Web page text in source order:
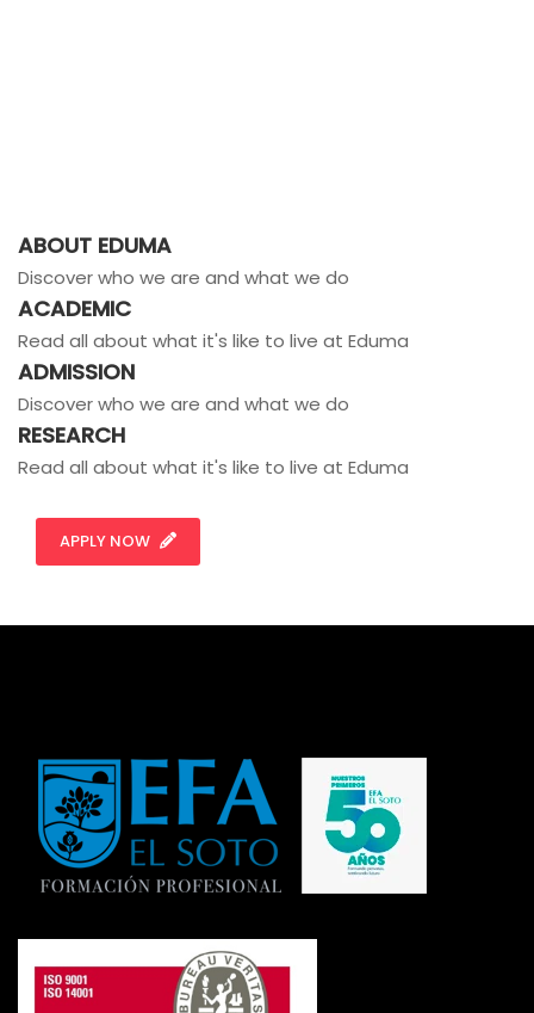
ABOUT EDUMA
Discover who we are and what we do
ACADEMIC
Read all about what it's like to live at Eduma
ADMISSION
Discover who we are and what we do
RESEARCH
Read all about what it's like to live at Eduma
APPLY NOW